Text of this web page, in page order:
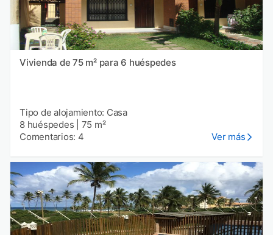
Vivienda de 75 m² para 6 huéspedes
Tipo de alojamiento: Casa
8 huéspedes
75 m²
Comentarios: 4
Ver más